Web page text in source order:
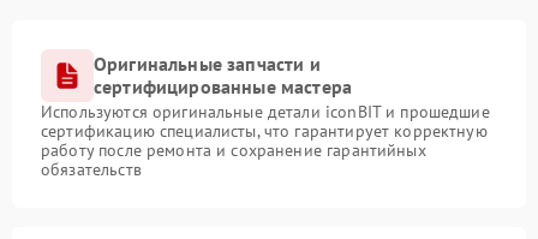
Оригинальные запчасти и
сертифицированные мастера
Используются оригинальные детали iconBIT и прошедшие
сертификацию специалисты, что гарантирует корректную
работу после ремонта и сохранение гарантийных
обязательств